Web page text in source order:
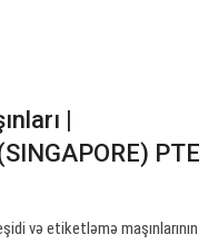
|
PTE
və etiketləmə maşınlarının